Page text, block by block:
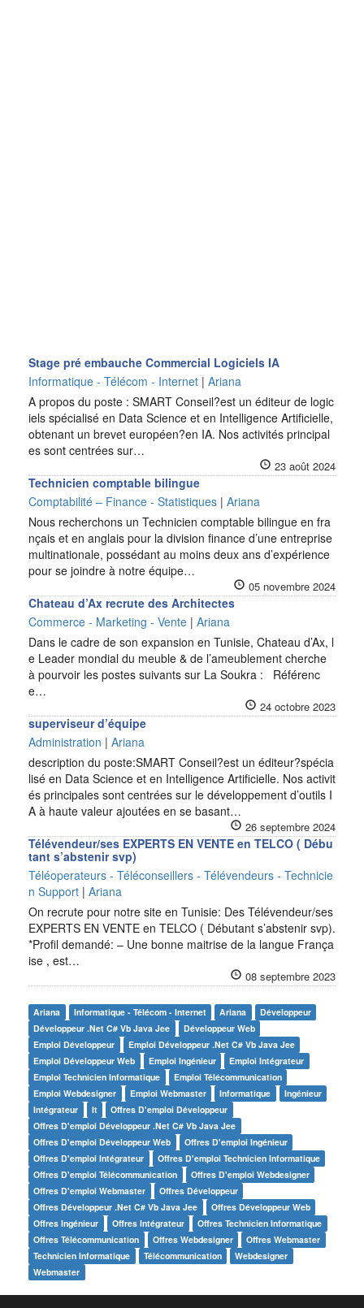
Stage pré embauche Commercial Logiciels IA
Informatique - Télécom - Internet | Ariana
A propos du poste : SMART Conseil?est un éditeur de logic
iels spécialisé en Data Science et en Intelligence Artificielle,
obtenant un brevet européen?en IA. Nos activités principal
es sont centrées sur…
23 août 2024
Technicien comptable bilingue
Comptabilité – Finance - Statistiques | Ariana
Nous recherchons un Technicien comptable bilingue en fra
nçais et en anglais pour la division finance d’une entreprise
multinationale, possédant au moins deux ans d’expérience
pour se joindre à notre équipe…
05 novembre 2024
Chateau d’Ax recrute des Architectes
Commerce - Marketing - Vente | Ariana
Dans le cadre de son expansion en Tunisie, Chateau d’Ax, l
e Leader mondial du meuble & de l’ameublement cherche
à pourvoir les postes suivants sur La Soukra : Référenc
e…
24 octobre 2023
superviseur d’équipe
Administration | Ariana
description du poste:SMART Conseil?est un éditeur?spécia
lisé en Data Science et en Intelligence Artificielle. Nos activit
és principales sont centrées sur le développement d’outils I
A à haute valeur ajoutées en se basant…
26 septembre 2024
Télévendeur/ses EXPERTS EN VENTE en TELCO ( Débu
tant s’abstenir svp)
Téléoperateurs - Téléconseillers - Télévendeurs - Technicie
n Support | Ariana
On recrute pour notre site en Tunisie: Des Télévendeur/ses
EXPERTS EN VENTE en TELCO ( Débutant s’abstenir svp).
*Profil demandé: – Une bonne maitrise de la langue França
ise , est…
08 septembre 2023
Ariana Informatique - Télécom - Internet Ariana
Développeur
Développeur .net C# Vb Java Jee
Développeur Web
Emploi Développeur
Emploi Développeur .net C# Vb Java Jee
Emploi Développeur Web
Emploi Ingénieur
Emploi Intégrateur
Emploi Technicien Informatique
Emploi Télécommunication
Emploi Webdesigner
Emploi Webmaster Informatique
Ingénieur
Intégrateur
It
Offres D'emploi Développeur
Offres D'emploi Développeur .net C# Vb Java Jee
Offres D'emploi Développeur Web
Offres D'emploi Ingénieur
Offres D'emploi Intégrateur
Offres D'emploi Technicien Informatique
Offres D'emploi Télécommunication
Offres D'emploi Webdesigner
Offres D'emploi Webmaster
Offres Développeur
Offres Développeur .net C# Vb Java Jee
Offres Développeur Web
Offres Ingénieur
Offres Intégrateur
Offres Technicien Informatique
Offres Télécommunication
Offres Webdesigner
Offres Webmaster
Technicien Informatique
Télécommunication
Webdesigner
Webmaster